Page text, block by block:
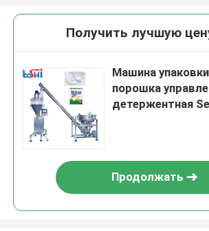
Получить лучшую
Машина
порошка
детержентная
Продолжать